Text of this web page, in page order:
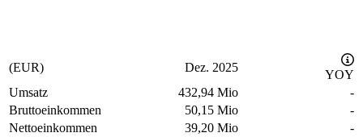
(EUR) Dez. 2025
YOY
Umsatz
432,94 Mio
-
Bruttoeinkommen
50,15 Mio
-
Nettoeinkommen
39,20 Mio
-